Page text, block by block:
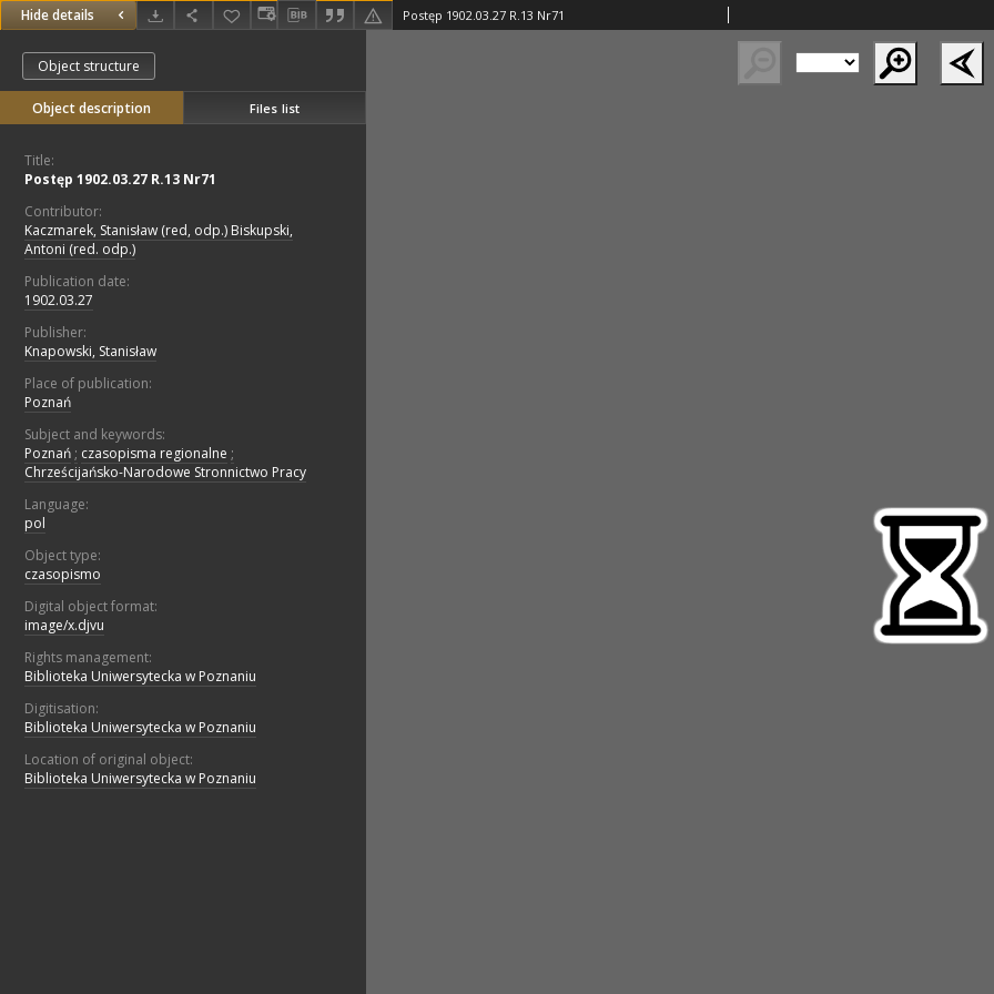
Hide details Postęp 1902.03.27 R.13 Nr71
Object structure
Object description Files list
Title:
Postęp 1902.03.27 R.13 Nr71
Contributor:
Kaczmarek, Stanisław (red, odp.) Biskupski,
Antoni (red. odp.)
Publication date:
1902.03.27
Publisher:
Knapowski, Stanisław
Place of publication:
Poznań
Subject and keywords:
Poznań ; czasopisma regionalne ;
Chrześcijańsko-Narodowe Stronnictwo Pracy
Language:
pol
Object type:
czasopismo
Digital object format:
image/x.djvu
Rights management:
Biblioteka Uniwersytecka w Poznaniu
Digitisation:
Biblioteka Uniwersytecka w Poznaniu
Location of original object:
Biblioteka Uniwersytecka w Poznaniu